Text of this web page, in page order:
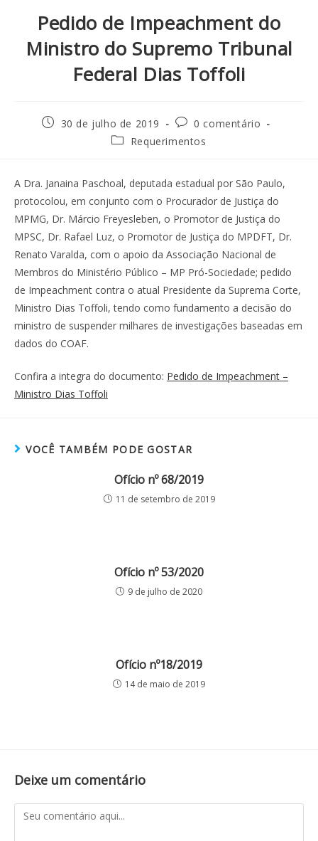
Pedido de Impeachment do
Ministro do Supremo Tribunal
Federal Dias Toffoli
30 de julho de 2019
0 comentário
Requerimentos
A Dra. Janaina Paschoal, deputada estadual por São Paulo,
protocolou, em conjunto com o Procurador de Justiça do
MPMG, Dr. Márcio Freyesleben, o Promotor de Justiça do
MPSC, Dr. Rafael Luz, o Promotor de Justiça do MPDFT, Dr.
Renato Varalda, com o apoio da Associação Nacional de
Membros do Ministério Público – MP Pró-Sociedade; pedido
de Impeachment contra o atual Presidente da Suprema Corte,
Ministro Dias Toffoli, tendo como fundamento a decisão do
ministro de suspender milhares de investigações baseadas em
dados do COAF.
Confira a integra do documento: Pedido de Impeachment –
Ministro Dias Toffoli
VOCÊ TAMBÉM PODE GOSTAR
Ofício nº 68/2019
11 de setembro de 2019
Ofício nº 53/2020
9 de julho de 2020
Ofício nº18/2019
14 de maio de 2019
Deixe um comentário